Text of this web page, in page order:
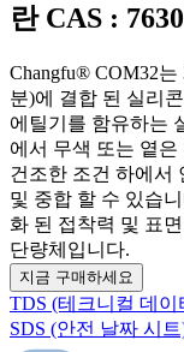
란 CAS :
Changfu® COM32
분)에 결합 된 실리
에틸기를 함유하는
에서 무색 또는 옅
건조한 조건 하에서
및 중합 할 수 있습
화 된 접착력 및 표
단량체입니다.
지금 구매하세요
TDS (테크니컬 데이
SDS (안전 날짜 시